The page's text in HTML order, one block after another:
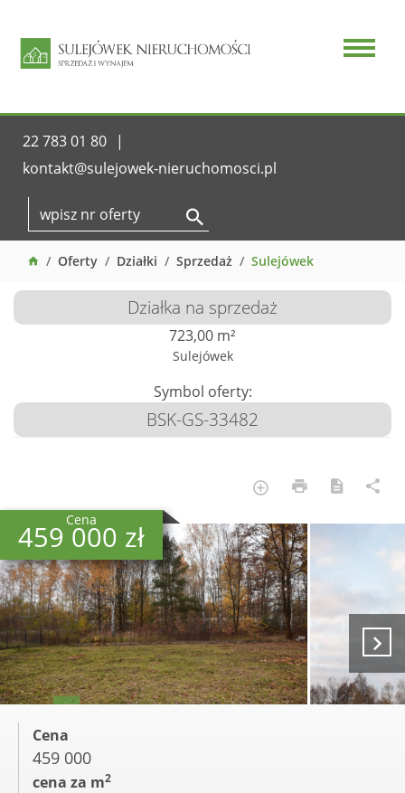
22 783 01 80
kontakt@sulejowek-nieruchomosci.pl
Oferty Działki Sprzedaż Sulejówek
Działka na sprzedaż
723,00 m²
Sulejówek
Symbol oferty:
BSK-GS-33482
Cena
459 000 zł
Cena
459 000
cena za m2